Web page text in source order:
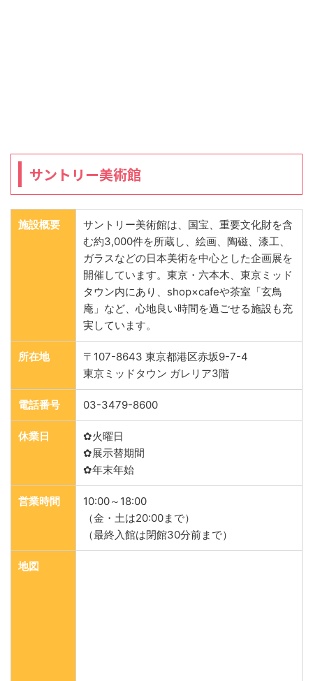
サントリー美術館
施設概要
サントリー美術館は、国宝、重要文化財を含
む約3,000件を所蔵し、絵画、陶磁、漆工、
ガラスなどの日本美術を中心とした企画展を
開催しています。東京・六本木、東京ミッド
タウン内にあり、shop×cafeや茶室「玄鳥
庵」など、心地良い時間を過ごせる施設も充
実しています。
所在地
〒107-8643 東京都港区赤坂9-7-4
東京ミッドタウン ガレリア3階
電話番号 03-3479-8600
休業日
✿火曜日
✿展示替期間
✿年末年始
営業時間
10:00～18:00
（金・土は20:00まで）
（最終入館は閉館30分前まで）
地図